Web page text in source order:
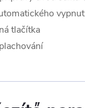
tlačítka